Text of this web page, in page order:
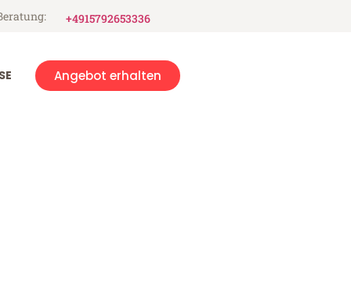
+4915792653336
Angebot erhalten